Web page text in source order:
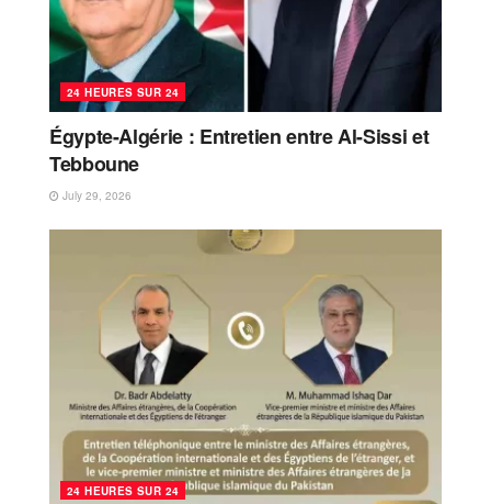
24 HEURES SUR 24
Égypte-Algérie : Entretien entre Al-Sissi et
Tebboune
July 29, 2026
24 HEURES SUR 24